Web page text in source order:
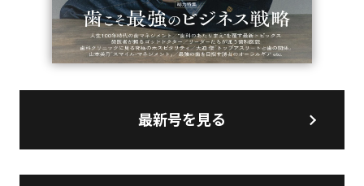
最新号を見る